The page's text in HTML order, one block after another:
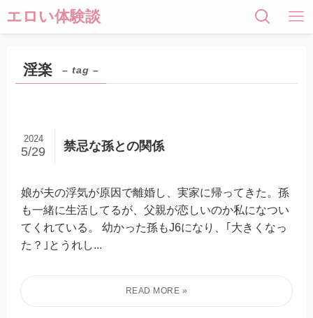
エロい体験談
淫楽 – tag –
禁忌な孫との関係
2024
5/29
娘が夫の浮気が原因で離婚し、実家に帰ってきた。孫
も一緒に生活してるが、父親が恋しいのか私になつい
てくれている。 幼かった孫もJ6になり、｢大きくなっ
た？｣とうれし...